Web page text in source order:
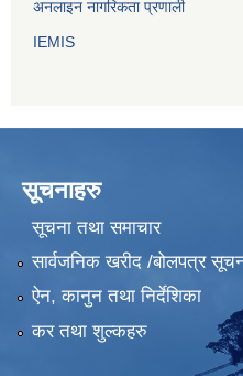
अनलाइन नागरिकता प्रणाली
IEMIS
सूचनाहरु
सूचना तथा समाचार
सार्वजनिक खरीद /बोलपत्र
ऐन, कानुन तथा निर्देशिका
कर तथा शुल्कहरु